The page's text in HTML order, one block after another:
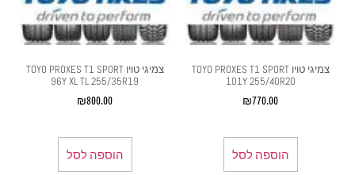
צמיגי טויו TOYO PROXES T1 SPORT
101Y 255/40R20
₪770.00
הוספה לסל
צמיגי טויו TOYO PROXES T1 SPORT
96Y XL TL 255/35R19
₪800.00
הוספה לסל